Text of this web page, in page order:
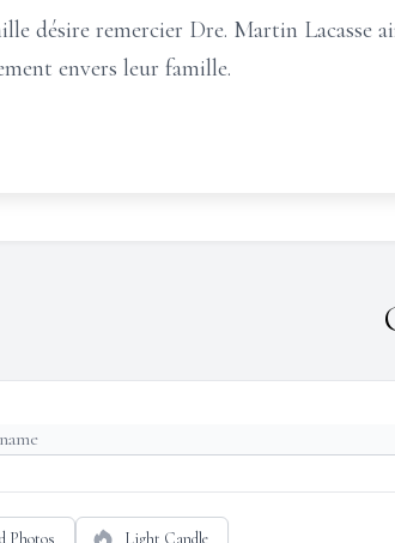
désire remercier Dre. Martin Lacasse
envers leur famille.
Photos Light Candle